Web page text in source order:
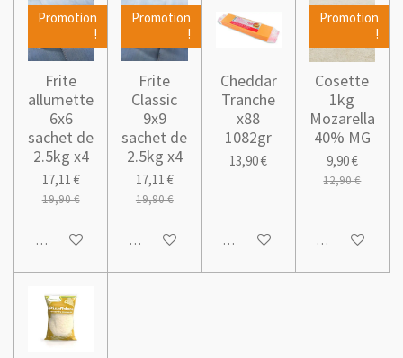
Promotion
!
Frite
allumette
6x6
sachet de
2.5kg x4
17,11 €
19,90 €
Ajouter au panier
Promotion
!
Frite
Classic
9x9
sachet de
2.5kg x4
17,11 €
19,90 €
Ajouter au panier
Cheddar
Tranche
x88
1082gr
13,90 €
Ajouter au panier
Promotion
!
Cosette
1kg
Mozarella
40% MG
9,90 €
12,90 €
Ajouter au